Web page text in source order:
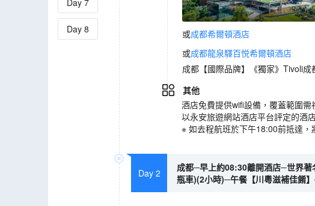
Day 7
Day 8 或成都希爾頓酒店
或成都龍泉驛百悦希爾頓酒店
成都【國際品牌】《獨家》Tivoli
其他
酒店免費提供wifi設備，覆蓋範圍需
以永安旅遊網站酒店平台評定的酒
※ 如去程航班於下午18:00前抵達，
Day 2
成都─早上約08:30離開酒店─世界著
瓶車)(2小時)─午餐【川粵滋補佳餚